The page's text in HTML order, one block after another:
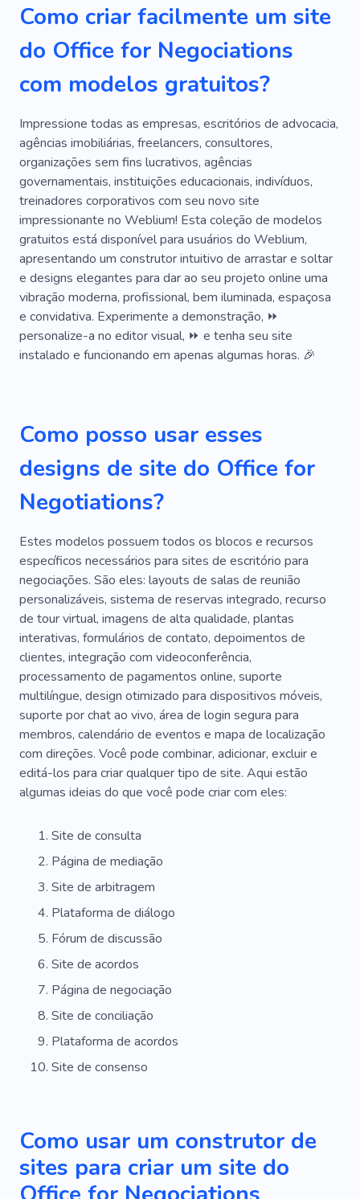
Sistemas De Energia
Reformas
Análise
Impulsionar
Consultor
Sala De Negócios
Funcionários
Funcionário
Investidor
Escritório
Mundo Dos Negócios
Reunião De Negócios
Suporte Empresarial
Negociação
Trabalhar
Espaços De Coworking
Serviços Profissionais
Sucesso
Liderança
Consulta
Financiar
Astrologia
Titular Do Cartão De Visita
Expectativa
Estratificação
Crescimento
Previsão
Aumentar O Lucro
Rentável
Especialista Em Renovação
Salvando
Procure Investidores
Treinamento De Pessoal
Disciplina
Centro De Escritórios
Conferência
Espaço
Comece
Instalações De Aluguel
Escritório Coletivo
Coworking
Colega De Trabalho
Instalações Para Alugar
Centro
Solução Digital
Dinâmico
Trabalho Rápido
Escritório Estilo Loft
E-mail
Mesas
Mudança De Escritório
Mesa Aberta
Local Para Reuniões
Espaço Para Trabalho
Marketing
Análise De Mercado
Investigador Particular
Gerenciamento De Projetos
Oficial De Proteção
Como criar facilmente um site
do Office for Negociations
com modelos gratuitos?
Impressione todas as empresas, escritórios de advocacia,
agências imobiliárias, freelancers, consultores,
organizações sem fins lucrativos, agências
governamentais, instituições educacionais, indivíduos,
treinadores corporativos com seu novo site
impressionante no Weblium! Esta coleção de modelos
gratuitos está disponível para usuários do Weblium,
apresentando um construtor intuitivo de arrastar e soltar
e designs elegantes para dar ao seu projeto online uma
vibração moderna, profissional, bem iluminada, espaçosa
e convidativa. Experimente a demonstração, ⏩
personalize-a no editor visual, ⏩ e tenha seu site
instalado e funcionando em apenas algumas horas. 🎉
Como posso usar esses
designs de site do Office for
Negotiations?
Estes modelos possuem todos os blocos e recursos
específicos necessários para sites de escritório para
negociações. São eles: layouts de salas de reunião
personalizáveis, sistema de reservas integrado, recurso
de tour virtual, imagens de alta qualidade, plantas
interativas, formulários de contato, depoimentos de
clientes, integração com videoconferência,
processamento de pagamentos online, suporte
multilíngue, design otimizado para dispositivos móveis,
suporte por chat ao vivo, área de login segura para
membros, calendário de eventos e mapa de localização
com direções. Você pode combinar, adicionar, excluir e
editá-los para criar qualquer tipo de site. Aqui estão
algumas ideias do que você pode criar com eles:
Site de consulta
Página de mediação
Site de arbitragem
Plataforma de diálogo
Fórum de discussão
Site de acordos
Página de negociação
Site de conciliação
Plataforma de acordos
Site de consenso
Como usar um construtor de
sites para criar um site do